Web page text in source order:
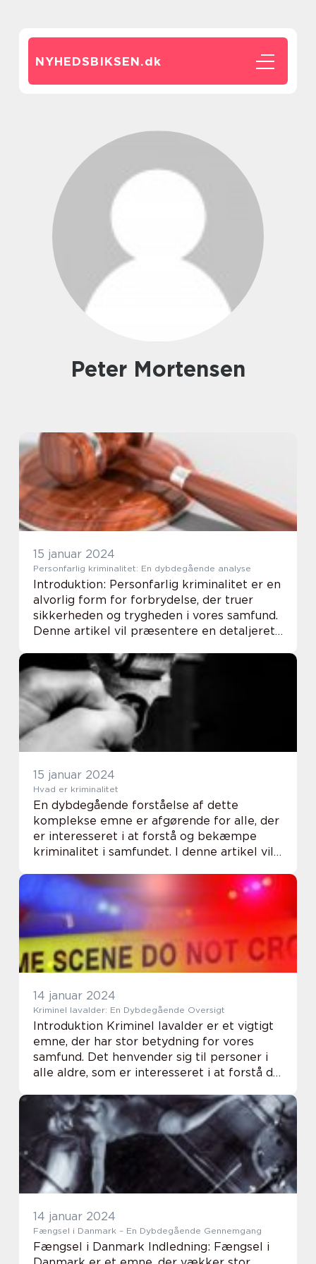
NYHEDSBIKSEN.dk
Peter Mortensen
15 januar 2024
Personfarlig kriminalitet: En dybdegående analyse
Introduktion: Personfarlig kriminalitet er en
alvorlig form for forbrydelse, der truer
sikkerheden og trygheden i vores samfund.
Denne artikel vil præsentere en detaljeret
vigtige oplysninger, som alle, der er ...
15 januar 2024
Hvad er kriminalitet
En dybdegående forståelse af dette
komplekse emne er afgørende for alle, der
er interesseret i at forstå og bekæmpe
kriminalitet i samfundet. I denne artikel vil
hvordan det har udviklet sig historisk, og
hvo...
14 januar 2024
Kriminel lavalder: En Dybdegående Oversigt
Introduktion Kriminel lavalder er et vigtigt
emne, der har stor betydning for vores
samfund. Det henvender sig til personer i
alle aldre, som er interesseret i at forstå de
person kan holdes strafretligt ansvar...
14 januar 2024
Fængsel i Danmark – En Dybdegående Gennemgang
Fængsel i Danmark Indledning: Fængsel i